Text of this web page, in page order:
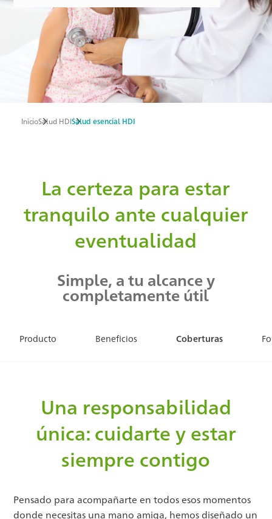
Ruta
navegación
InicioSalud HDISalud esencial HDI
La certeza para estar
tranquilo ante cualquier
eventualidad
Simple, a tu alcance y
completamente útil
Producto Beneficios Coberturas
Una responsabilidad
única: cuidarte y estar
siempre contigo
Pensado para acompañarte en todos esos momentos
donde necesitas una mano amiga, hemos diseñado un